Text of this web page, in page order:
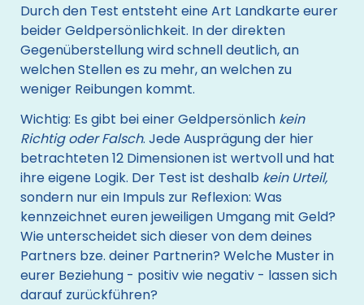
Durch den Test entsteht eine Art Landkarte eurer
beider Geldpersönlichkeit. In der direkten
Gegenüberstellung wird schnell deutlich, an
welchen Stellen es zu mehr, an welchen zu
weniger Reibungen kommt.
Wichtig: Es gibt bei einer Geldpersönlich kein
Richtig oder Falsch. Jede Ausprägung der hier
betrachteten 12 Dimensionen ist wertvoll und hat
ihre eigene Logik. Der Test ist deshalb kein Urteil,
sondern nur ein Impuls zur Reflexion: Was
kennzeichnet euren jeweiligen Umgang mit Geld?
Wie unterscheidet sich dieser von dem deines
Partners bze. deiner Partnerin? Welche Muster in
eurer Beziehung - positiv wie negativ - lassen sich
darauf zurückführen?